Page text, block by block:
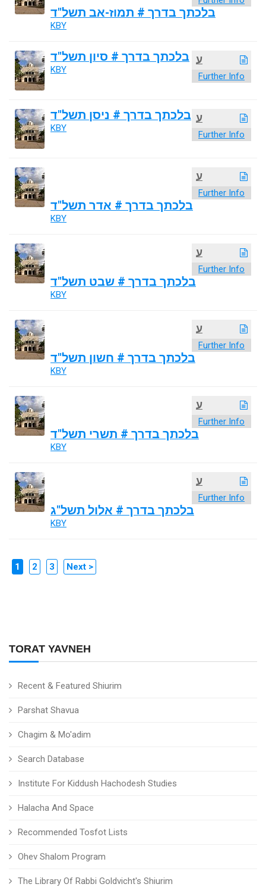
TORAT YAVNEH
Recent & Featured Shiurim
Parshat Shavua
Chagim & Mo'adim
Search Database
Institute For Kiddush Hachodesh Studies
Halacha And Space
Recommended Tosfot Lists
Ohev Shalom Program
The Library Of Rabbi Goldvicht's Shiurim
בלכתך בדרך # תמוז-אב תשל"ד
KBY
ע
Further Info
בלכתך בדרך # סיון תשל"ד
KBY
ע
Further Info
בלכתך בדרך # ניסן תשל"ד
KBY
ע
Further Info
בלכתך בדרך # אדר תשל"ד
KBY
ע
Further Info
בלכתך בדרך # שבט תשל"ד
KBY
ע
Further Info
בלכתך בדרך # חשון תשל"ד
KBY
ע
Further Info
בלכתך בדרך # תשרי תשל"ד
KBY
ע
Further Info
בלכתך בדרך # אלול תשל"ג
KBY
1 2 3 Next >